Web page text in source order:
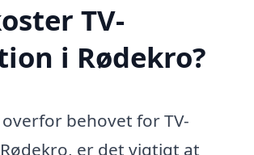
TV-
i Rødekro?
behovet for TV-
er det vigtigt at